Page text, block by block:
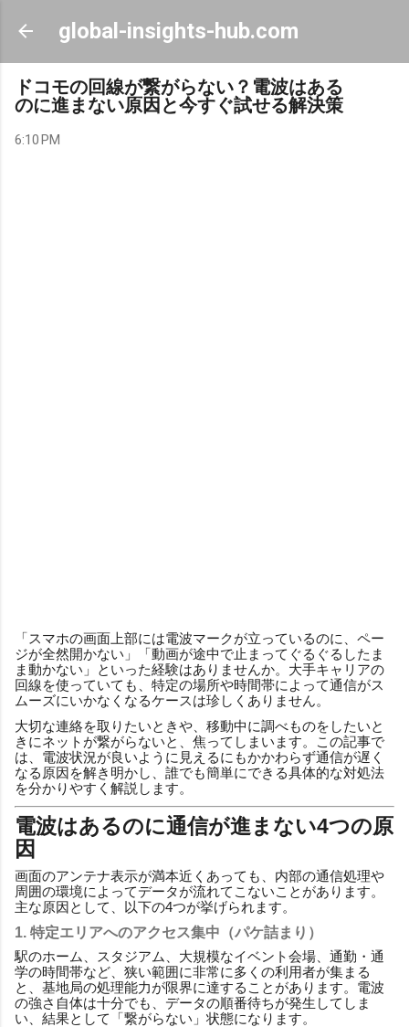
Skip to main content
global-insights-hub.com
ドコモの回線が繋がらない？電波はある
のに進まない原因と今すぐ試せる解決策
6:10 PM
「スマホの画面上部には電波マークが立っているのに、ペー
ジが全然開かない」「動画が途中で止まってぐるぐるしたま
ま動かない」といった経験はありませんか。大手キャリアの
回線を使っていても、特定の場所や時間帯によって通信がス
ムーズにいかなくなるケースは珍しくありません。
大切な連絡を取りたいときや、移動中に調べものをしたいと
きにネットが繋がらないと、焦ってしまいます。この記事で
は、電波状況が良いように見えるにもかかわらず通信が遅く
なる原因を解き明かし、誰でも簡単にできる具体的な対処法
を分かりやすく解説します。
電波はあるのに通信が進まない4つの原
因
画面のアンテナ表示が満本近くあっても、内部の通信処理や
周囲の環境によってデータが流れてこないことがあります。
主な原因として、以下の4つが挙げられます。
1. 特定エリアへのアクセス集中（パケ詰まり）
駅のホーム、スタジアム、大規模なイベント会場、通勤・通
学の時間帯など、狭い範囲に非常に多くの利用者が集まる
と、基地局の処理能力が限界に達することがあります。電波
の強さ自体は十分でも、データの順番待ちが発生してしま
い、結果として「繋がらない」状態になります。